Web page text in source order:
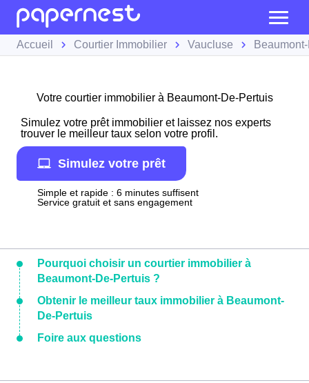
Accueil Courtier Immobilier Vaucluse
Votre courtier immobilier à Beaumont-De-Pertuis
Simulez votre prêt immobilier et laissez nos experts
trouver le meilleur taux selon votre profil.
Simulez votre prêt
Simple et rapide : 6 minutes suffisent
Service gratuit et sans engagement
Pourquoi choisir un courtier immobilier à
Beaumont-De-Pertuis ?
Obtenir le meilleur taux immobilier à Beaumont-
De-Pertuis
Foire aux questions